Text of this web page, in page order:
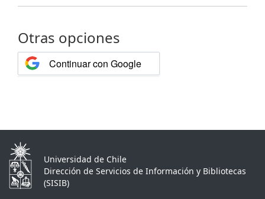
Otras opciones
Continuar con Google
Universidad de Chile
Dirección de Servicios de Información y Bibliotecas
(SISIB)